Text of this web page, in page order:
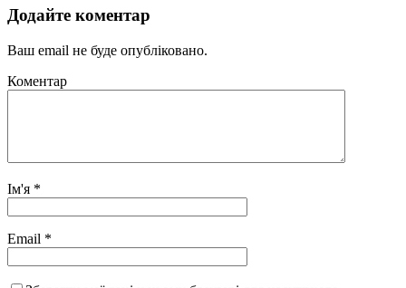
Додайте коментар
Ваш email не буде опубліковано.
Коментар
Ім'я *
Email *